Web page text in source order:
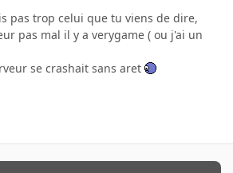
pas trop celui que tu viens de dire,
pas mal il y a verygame ( ou j'ai un
se crashait sans aret